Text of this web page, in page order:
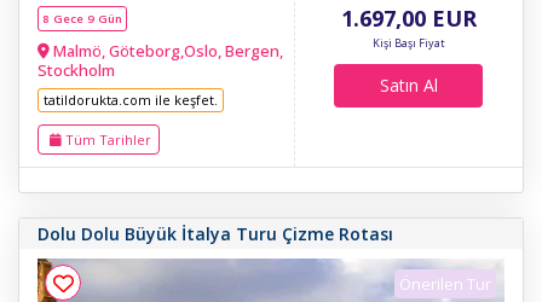
8 Gece 9 Gün
Malmö, Göteborg,Oslo, Bergen,
Stockholm
tatildorukta.com ile keşfet.
Tüm Tarihler
1.697,00EUR
Kişi Başı Fiyat
Satın Al
Dolu Dolu Büyük İtalya Turu Çizme Rotası
Önerilen Tur